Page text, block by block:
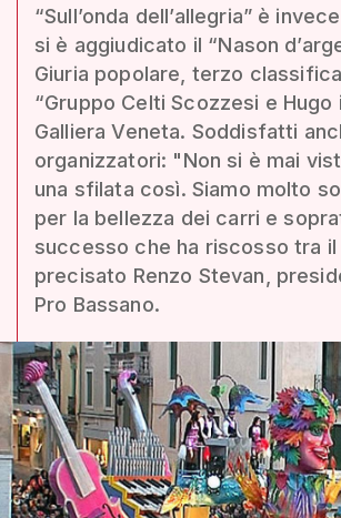
“Sull’onda dell’allegria” è
si è aggiudicato il “Nason
Giuria popolare, terzo
“Gruppo Celti Scozzesi e Hugo
Galliera Veneta. Soddisfatti
organizzatori: "Non si è mai
una sfilata così. Siamo molto
per la bellezza dei carri e
successo che ha riscosso tra
precisato Renzo Stevan,
Pro Bassano.